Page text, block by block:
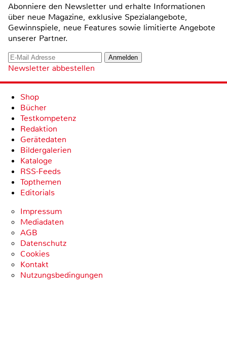
Abonniere den Newsletter und erhalte Informationen
über neue Magazine, exklusive Spezialangebote,
Gewinnspiele, neue Features sowie limitierte Angebote
unserer Partner.
Newsletter abbestellen
Shop
Bücher
Testkompetenz
Redaktion
Gerätedaten
Bildergalerien
Kataloge
RSS-Feeds
Topthemen
Editorials
Impressum
Mediadaten
AGB
Datenschutz
Cookies
Kontakt
Nutzungsbedingungen